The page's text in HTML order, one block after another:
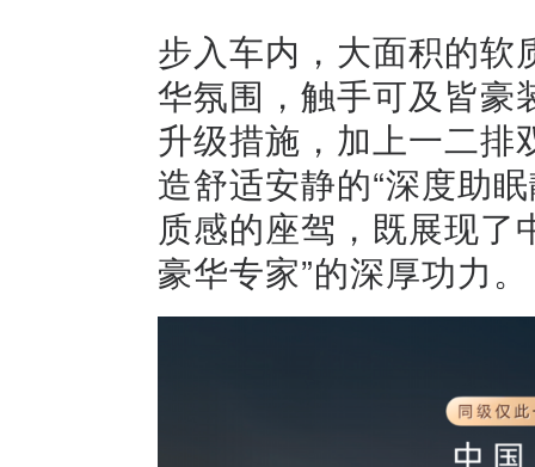
步入车内，大面积的软
华氛围，触手可及皆豪
升级措施，加上一二排
造舒适安静的“深度助
质感的座驾，既展现了
豪华专家”的深厚功力。